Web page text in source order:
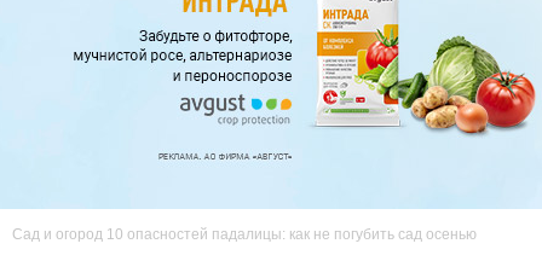
Сад и огород 10 опасностей падалицы: как не погубить сад осенью